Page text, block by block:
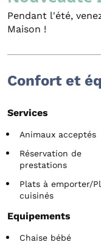
Pendant l'été,
Maison !
Confort et
Services
Animaux acceptés
Réservation de
prestations
Plats à emporter/
cuisinés
Equipements
Chaise bébé